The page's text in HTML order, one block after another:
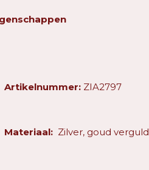
Artikelnummer:ZIA2797
Materiaal: Zilver, goud verguld